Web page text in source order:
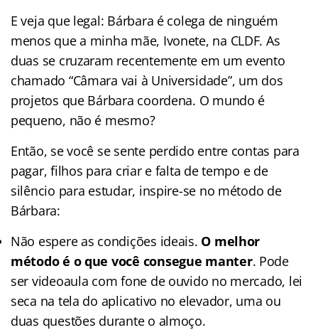
E veja que legal: Bárbara é colega de ninguém
menos que a minha mãe, Ivonete, na CLDF. As
duas se cruzaram recentemente em um evento
chamado “Câmara vai à Universidade”, um dos
projetos que Bárbara coordena. O mundo é
pequeno, não é mesmo?
Então, se você se sente perdido entre contas para
pagar, filhos para criar e falta de tempo e de
silêncio para estudar, inspire-se no método de
Bárbara:
Não espere as condições ideais. O melhor
método é o que você consegue manter. Pode
ser videoaula com fone de ouvido no mercado, lei
seca na tela do aplicativo no elevador, uma ou
duas questões durante o almoço.